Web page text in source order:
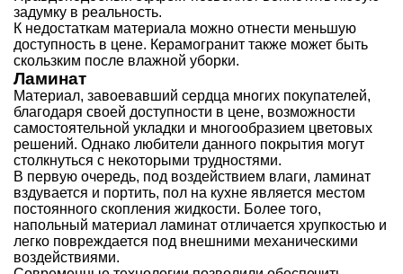
задумку в реальность.
К недостаткам материала можно отнести меньшую
доступность в цене. Керамогранит также может быть
скользким после влажной уборки.
Ламинат
Материал, завоевавший сердца многих покупателей,
благодаря своей доступности в цене, возможности
самостоятельной укладки и многообразием цветовых
решений. Однако любители данного покрытия могут
столкнуться с некоторыми трудностями.
В первую очередь, под воздействием влаги, ламинат
вздувается и портить, пол на кухне является местом
постоянного скопления жидкости. Более того,
напольный материал ламинат отличается хрупкостью и
легко повреждается под внешними механическими
воздействиями.